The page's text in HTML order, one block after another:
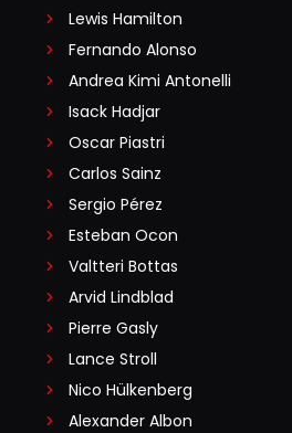
Lewis Hamilton
Fernando Alonso
Andrea Kimi Antonelli
Isack Hadjar
Oscar Piastri
Carlos Sainz
Sergio Pérez
Esteban Ocon
Valtteri Bottas
Arvid Lindblad
Pierre Gasly
Lance Stroll
Nico Hülkenberg
Alexander Albon